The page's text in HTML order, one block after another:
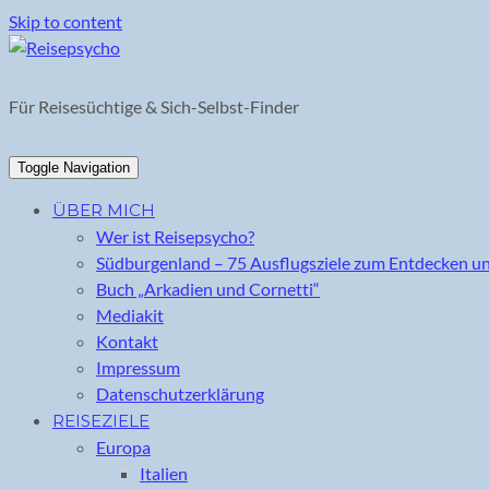
Skip to content
Für Reisesüchtige & Sich-Selbst-Finder
Toggle Navigation
ÜBER MICH
Wer ist Reisepsycho?
Südburgenland – 75 Ausflugsziele zum Entdecken
Buch „Arkadien und Cornetti“
Mediakit
Kontakt
Impressum
Datenschutzerklärung
REISEZIELE
Europa
Italien